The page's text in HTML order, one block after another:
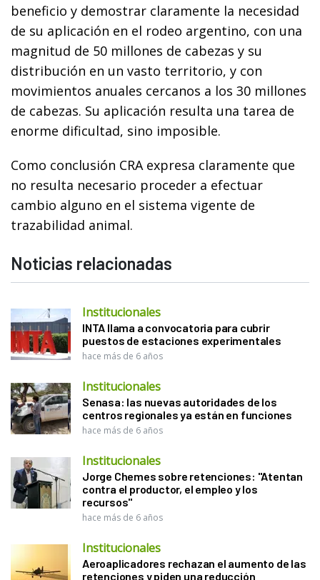
beneficio y demostrar claramente la necesidad
de su aplicación en el rodeo argentino, con una
magnitud de 50 millones de cabezas y su
distribución en un vasto territorio, y con
movimientos anuales cercanos a los 30 millones
de cabezas. Su aplicación resulta una tarea de
enorme dificultad, sino imposible.
Como conclusión CRA expresa claramente que
no resulta necesario proceder a efectuar
cambio alguno en el sistema vigente de
trazabilidad animal.
Noticias relacionadas
Institucionales
INTA llama a convocatoria para cubrir
puestos de estaciones experimentales
hace más de 6 años
Institucionales
Senasa: las nuevas autoridades de los
centros regionales ya están en funciones
hace más de 6 años
Institucionales
Jorge Chemes sobre retenciones: "Atentan
contra el productor, el empleo y los
recursos"
hace más de 6 años
Institucionales
Aeroaplicadores rechazan el aumento de las
retenciones y piden una reducción